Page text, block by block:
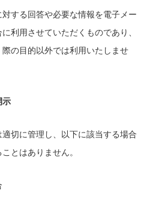
する回答や必要な情報を電子メー
利用させていただくものであり、
の目的以外では利用いたしませ
示
切に管理し、以下に該当する場合
とはありません。